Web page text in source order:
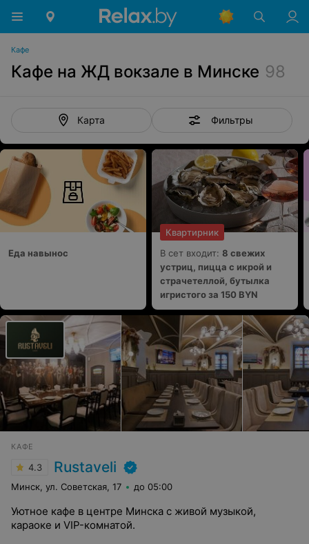
Кафе
Кафе на ЖД вокзале в Минске 98
Карта Фильтры
Еда навынос
Квартирник
В сет входит: 8 свежих
устриц, пицца с икрой и
страчетеллой, бутылка
игристого за 150 BYN
КАФЕ
4.3 Rustaveli
Минск, ул. Советская, 17 до 05:00
Уютное кафе в центре Минска с живой музыкой,
караоке и VIP-комнатой.